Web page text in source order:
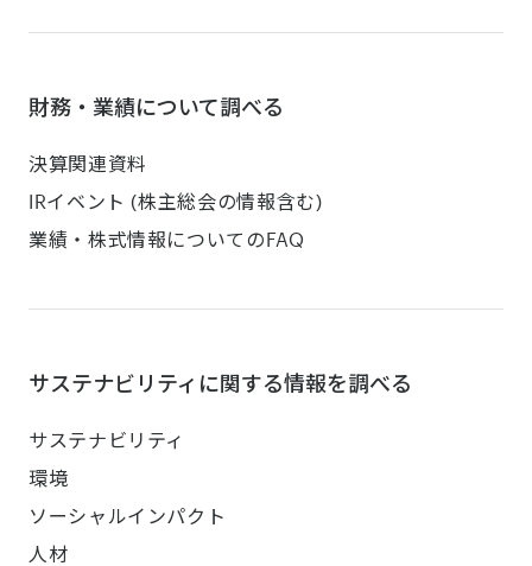
財務・業績について調べる
決算関連資料
IRイベント (株主総会の情報含む)
業績・株式情報についてのFAQ
サステナビリティに関する情報を調べる
サステナビリティ
環境
ソーシャルインパクト
人材